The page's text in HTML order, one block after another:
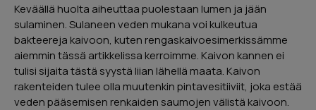
Keväällä huolta aiheuttaa puolestaan lumen ja jään
sulaminen. Sulaneen veden mukana voi kulkeutua
bakteereja kaivoon, kuten rengaskaivoesimerkissämme
aiemmin tässä artikkelissa kerroimme. Kaivon kannen ei
tulisi sijaita tästä syystä liian lähellä maata. Kaivon
rakenteiden tulee olla muutenkin pintavesitiiviit, joka estää
veden pääsemisen renkaiden saumojen välistä kaivoon.